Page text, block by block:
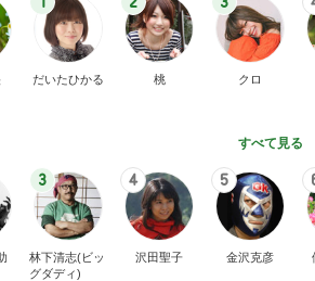
だいたひかる 桃 クロ
すべて見る
3
林下清志(ビッ
グダディ)
4
沢田聖子
5
金沢克彦